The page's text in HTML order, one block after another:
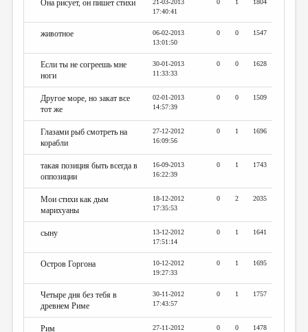
Она рисует, он пишет стихи
21-03-2013
17:40:41
0 1 1804
животное
06-02-2013
13:01:50
0 0 1547
Если ты не согреешь мне
ноги
30-01-2013
11:33:33
0 0 1628
Другое море, но закат все
тот же
02-01-2013
14:57:39
0 0 1509
Глазами рыб смотреть на
корабли
27-12-2012
16:09:56
0 1 1696
такая позиция быть всегда в
оппозиции
16-09-2013
16:22:39
0 1 1743
Мои стихи как дым
марихуаны
18-12-2012
17:35:53
0 2 2035
сыну
13-12-2012
17:51:14
0 1 1641
Остров Горгона
10-12-2012
19:27:33
0 1 1695
Четыре дня без тебя в
древнем Риме
30-11-2012
17:43:57
0 1 1757
Рим 27-11-2012 0 0 1478